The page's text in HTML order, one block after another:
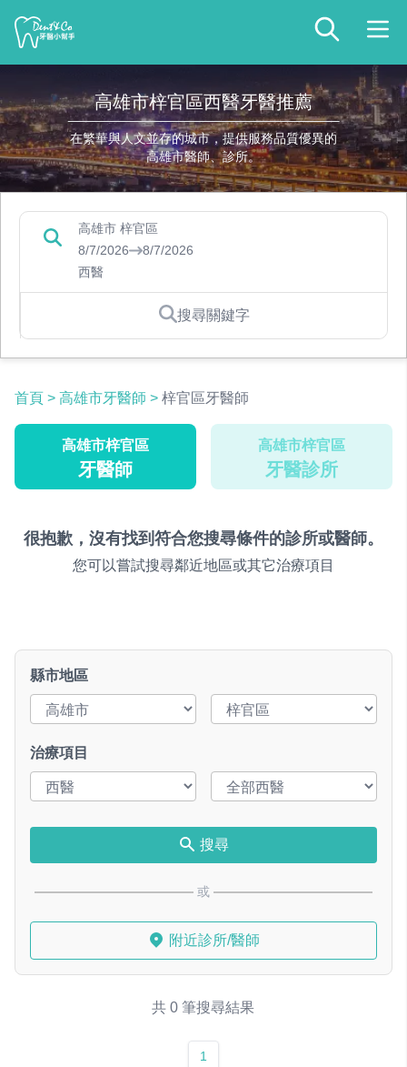
高雄市梓官區西醫牙醫推薦
在繁華與人文並存的城市，提供服務品質優異的
高雄市醫師、診所。
高雄市 梓官區
8/7/2026
8/7/2026
西醫
搜尋關鍵字
首頁 > 高雄市牙醫師 > 梓官區牙醫師
高雄市梓官區
牙醫師
高雄市梓官區
牙醫診所
很抱歉，沒有找到符合您搜尋條件的診所或醫師。
您可以嘗試搜尋鄰近地區或其它治療項目
縣市地區
治療項目
搜尋
或
附近診所/醫師
共 0 筆搜尋結果
1